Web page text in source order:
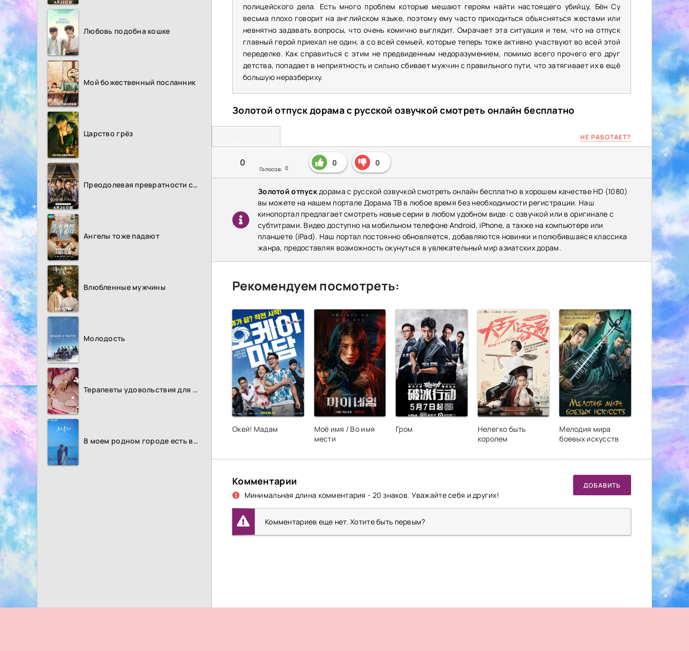
Любовь подобна кошке
Мой божественный посланник
Царство грёз
Преодолевая превратности судьбы
Ангелы тоже падают
Влюбленные мужчины
Молодость
Терапевты удовольствия для женщин
В моем родном городе есть возлюбленный
полицейского дела. Есть много проблем которые мешают героям найти настоящего убийцу, Бён Су
весьма плохо говорит на английском языке, поэтому ему часто приходиться объясняться жестами или
невнятно задавать вопросы, что очень комично выглядит. Омрачает эта ситуация и тем, что на отпуск
главный герой приехал не один, а со всей семьей, которые теперь тоже активно участвуют во всей этой
переделке. Как справиться с этим не предвиденным недоразумением, помимо всего прочего его друг
детства, попадает в неприятность и сильно сбивает мужчин с правильного пути, что затягивает их в ещё
большую неразбериху.
Золотой отпуск дорама с русской озвучкой смотреть онлайн бесплатно
НЕ РАБОТАЕТ?
0
Голосов: 0
0 0
Золотой отпускдорама с русской озвучкой смотреть онлайн бесплатно в хорошем качестве HD (1080)
вы можете на нашем портале Дорама ТВ в любое время без необходимости регистрации. Наш
кинопортал предлагает смотреть новые серии в любом удобном виде: с озвучкой или в оригинале с
субтитрами. Видео доступно на мобильном телефоне Android, iPhone, а также на компьютере или
планшете (iPad). Наш портал постоянно обновляется, добавляются новинки и полюбившаяся классика
жанра, предоставляя возможность окунуться в увлекательный мир азиатских дорам.
Рекомендуем посмотреть:
Окей! Мадам
Моё имя / Во имя
мести
Гром
Нелегко быть
королем
Мелодия мира
боевых искусств
Комментарии
Минимальная длина комментария - 20 знаков. Уважайте себя и других!
ДОБАВИТЬ
Комментариев еще нет. Хотите быть первым?